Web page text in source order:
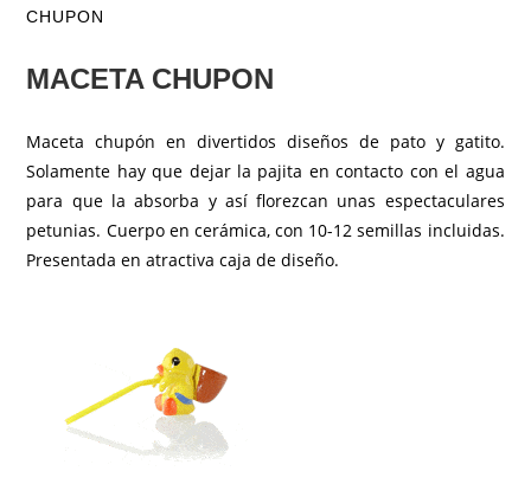
CHUPON
MACETA CHUPON
Maceta chupón en divertidos diseños de pato y gatito.
Solamente hay que dejar la pajita en contacto con el agua
para que la absorba y así florezcan unas espectaculares
petunias. Cuerpo en cerámica, con 10-12 semillas incluidas.
Presentada en atractiva caja de diseño.